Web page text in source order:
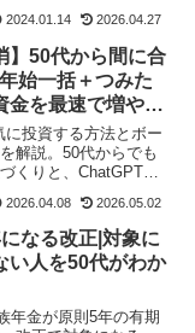
2024.01.14 2026.04.27
】50代から間に合
始一括＋つみた
金を最速で増やす
に投資する方法とボー
解説。50代からでも
くりと、ChatGPTで
。
2026.04.08 2026.05.02
なる改正|対象に
い人を50代がわか
年金が原則5年の有期